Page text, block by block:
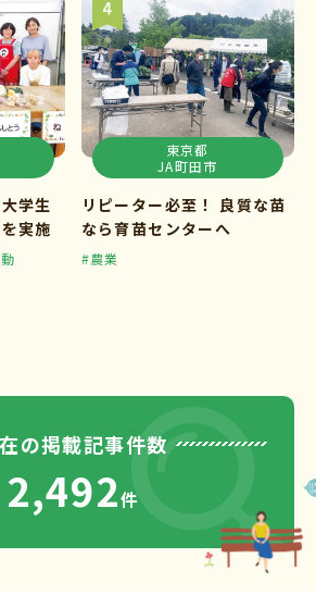
学生
実施
東京都
JA町田市
リピーター必至！ 良質な苗
なら育苗センターへ
#農業
の掲載記事件数
2,492件